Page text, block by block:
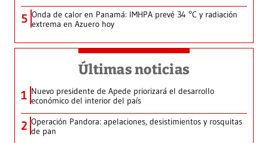
5 Onda de calor en Panamá: IMHPA prevé 34 °C y radiación
extrema en Azuero hoy
Últimas noticias
1 Nuevo presidente de Apede priorizará el desarrollo
económico del interior del país
2 Operación Pandora: apelaciones, desistimientos y rosquitas
de pan